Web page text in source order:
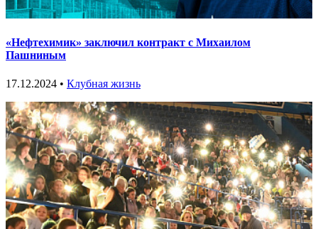
«Нефтехимик» заключил контракт с Михаилом
Пашниным
17.12.2024 • Клубная жизнь